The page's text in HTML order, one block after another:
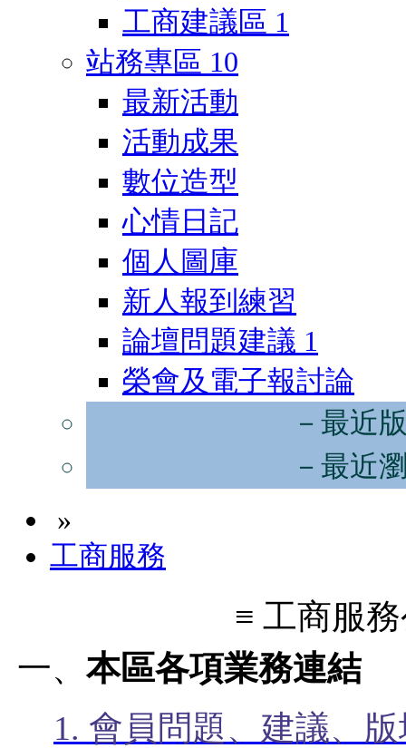
工商建議區 1
站務專區 10
最新活動
活動成果
數位造型
心情日記
個人圖庫
新人報到練習
論壇問題建議 1
榮會及電子報討論
－最近
－最近
»
工商服務
≡ 工商服務
一、 本區各項業務連結
1. 會員問題、建議、